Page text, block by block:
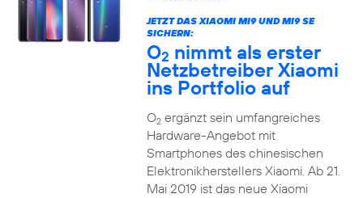
JETZT DAS XIAOMI MI9 UND MI9 SE
SICHERN:
O2 nimmt als erster
Netzbetreiber Xiaomi
ins Portfolio auf
O2ergänzt sein umfangreiches
Hardware-Angebot mit
Smartphones des chinesischen
Elektronikherstellers Xiaomi. Ab 21.
Mai 2019 ist das neue Xiaomi